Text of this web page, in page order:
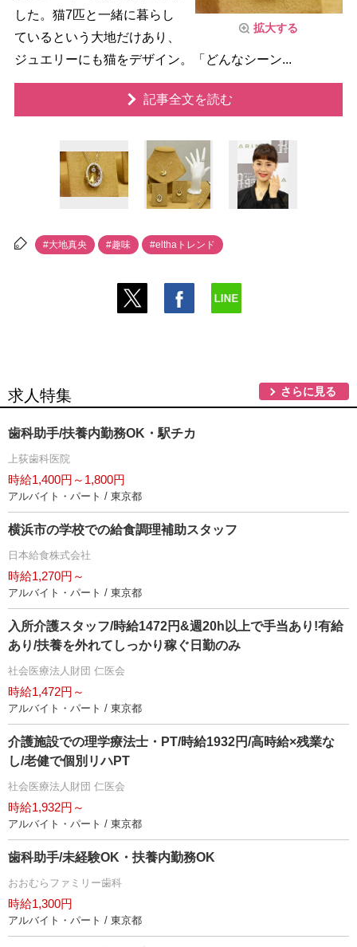
拡大する
した。猫7匹と一緒に暮らし
ているという大地だけあり、
ジュエリーにも猫をデザイン。「どんなシーン...
記事全文を読む
#大地真央 #趣味 #elthaトレンド
求人特集 さらに見る
歯科助手/扶養内勤務OK・駅チカ
上荻歯科医院
時給1,400円～1,800円
アルバイト・パート / 東京都
横浜市の学校での給食調理補助スタッフ
日本給食株式会社
時給1,270円～
アルバイト・パート / 東京都
入所介護スタッフ/時給1472円&週20h以上で手当あり!有給
あり/扶養を外れてしっかり稼ぐ日勤のみ
社会医療法人財団 仁医会
時給1,472円～
アルバイト・パート / 東京都
介護施設での理学療法士・PT/時給1932円/高時給×残業な
し/老健で個別リハPT
社会医療法人財団 仁医会
時給1,932円～
アルバイト・パート / 東京都
歯科助手/未経験OK・扶養内勤務OK
おおむらファミリー歯科
時給1,300円
アルバイト・パート / 東京都